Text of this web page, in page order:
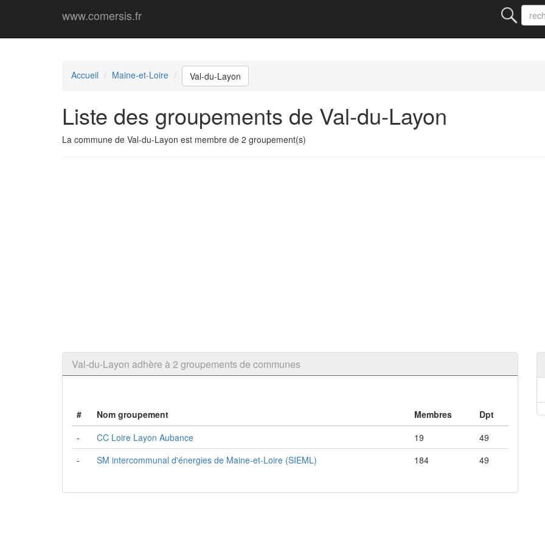
www.comersis.fr
Accueil Maine-et-Loire Val-du-Layon
Liste des groupements de Val-du-Layon
La commune de Val-du-Layon est membre de 2 groupement(s)
Val-du-Layon adhère à 2 groupements de communes
# Nom groupement Membres
Dpt
-
CC Loire Layon Aubance 19
49
-
SM intercommunal d'énergies de Maine-et-Loire (SIEML) 184 49